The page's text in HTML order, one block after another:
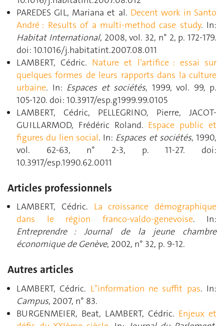
PAREDES GIL, Mariana et al. Decent work in Santo
André : Results of a multi-method case study. In:
Habitat International, 2008, vol. 32, n° 2, p. 172‑179.
doi: 10.1016/j.habitatint.2007.08.011
LAMBERT, Cédric. Nature et l’artifice : essai sur
quelques formes de leurs rapports dans la culture
urbaine. In: Espaces et sociétés, 1999, vol. 99, p.
105‑120. doi: 10.3917/esp.g1999.99.0105
LAMBERT, Cédric, PELLEGRINO, Pierre, JACOT-
GUILLARMOD, Frédéric Roland. Espace public et
figures du lien social. In: Espaces et sociétés, 1990,
vol. 62-63, n° 2-3, p. 11‑27. doi:
10.3917/esp.1990.62.0011
Articles professionnels
LAMBERT, Cédric. La croissance démographique
dans le région franco-valdo-genevoise. In:
Entreprendre : Journal de la jeune chambre
économique de Genève, 2002, n° 32, p. 9‑12.
Autres articles
LAMBERT, Cédric. L"information ne suffit pas. In:
Campus, 2007, n° 83.
BURGENMEIER, Beat, LAMBERT, Cédric. Enjeux et